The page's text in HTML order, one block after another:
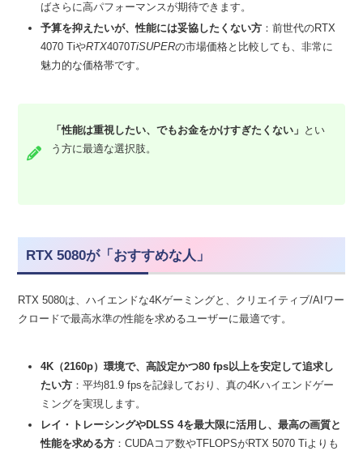
ばさらに高パフォーマンスが期待できます。
予算を抑えたいが、性能には妥協したくない方 ：前世代のRTX
4070 TiやRTX4070TiSUPERの市場価格と比較しても、非常に
魅力的な価格帯です。
「性能は重視したい、でもお金をかけすぎたくない」 とい
う方に最適な選択肢。
RTX 5080が「おすすめな人」
RTX 5080は、ハイエンドな4Kゲーミングと、クリエイティブ/AIワー
クロードで最高水準の性能を求めるユーザーに最適です。
4K（2160p）環境で、高設定かつ80 fps以上を安定して追求し
たい方 ：平均81.9 fpsを記録しており、真の4Kハイエンドゲー
ミングを実現します。
レイ・トレーシングやDLSS 4を最大限に活用し、最高の画質と
性能を求める方 ：CUDAコア数やTFLOPSがRTX 5070 Tiよりも